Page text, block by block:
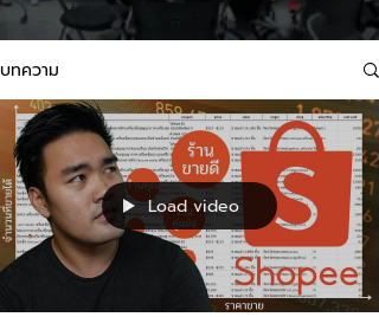
บทความ
Load video